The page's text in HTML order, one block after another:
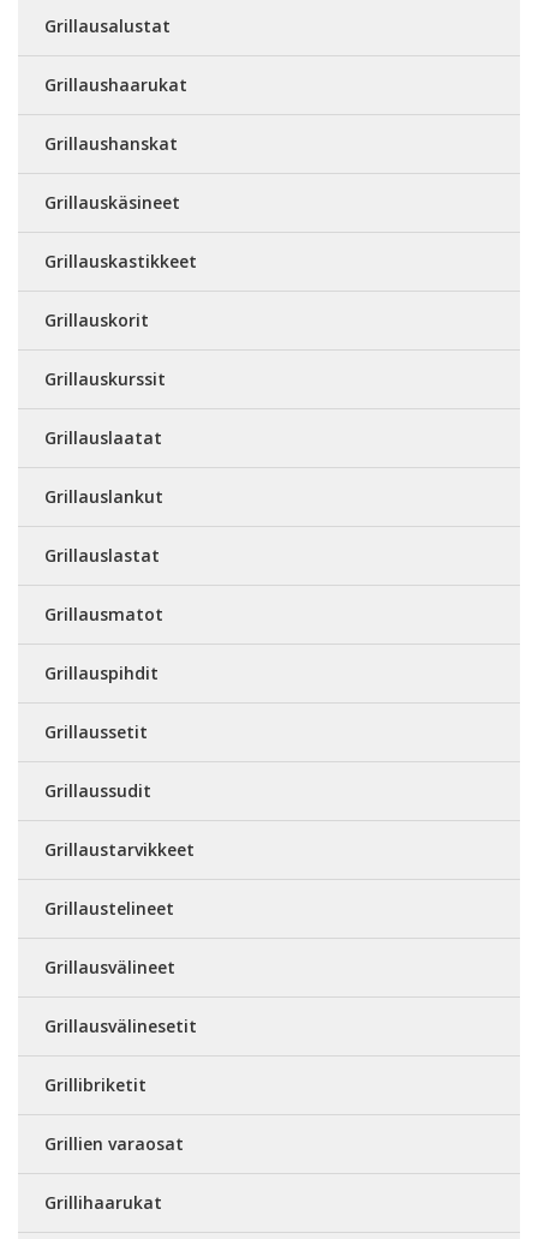
Grillausalustat
Grillaushaarukat
Grillaushanskat
Grillauskäsineet
Grillauskastikkeet
Grillauskorit
Grillauskurssit
Grillauslaatat
Grillauslankut
Grillauslastat
Grillausmatot
Grillauspihdit
Grillaussetit
Grillaussudit
Grillaustarvikkeet
Grillaustelineet
Grillausvälineet
Grillausvälinesetit
Grillibriketit
Grillien varaosat
Grillihaarukat